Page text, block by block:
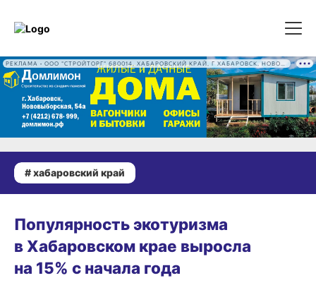
# хабаровский край
Популярность экотуризма
в Хабаровском крае выросла
на 15% с начала года